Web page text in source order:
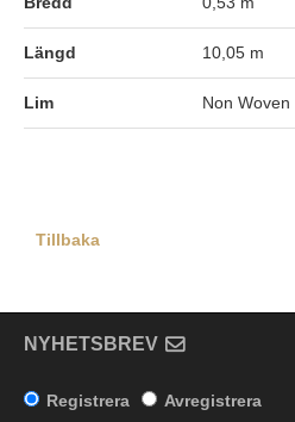
Längd 10,05 m
Lim Non Woven
Tillbaka
NYHETSBREV
Registrera Avregistrera